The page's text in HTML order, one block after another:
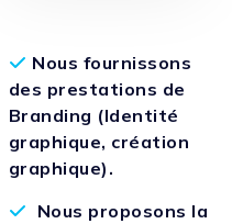
Nous fournissons
des prestations de
Branding (Identité
graphique, création
graphique).
Nous proposons la